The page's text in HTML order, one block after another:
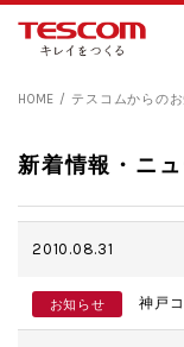
HOME テスコムからの
新着情報・ニ
2010.08.31
お知らせ 神戸